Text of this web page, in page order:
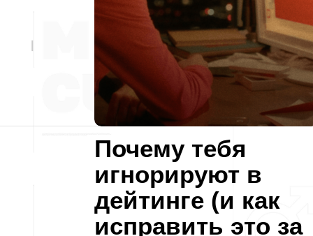
Почему тебя
игнорируют в
дейтинге (и как
исправить это за